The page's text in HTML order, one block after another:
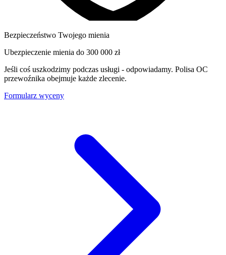
Bezpieczeństwo Twojego mienia
Ubezpieczenie mienia do 300 000 zł
Jeśli coś uszkodzimy podczas usługi - odpowiadamy. Polisa OC
przewoźnika obejmuje każde zlecenie.
Formularz wyceny